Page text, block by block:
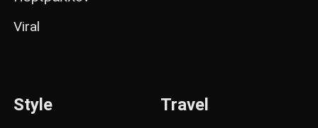
Viral
Style Travel